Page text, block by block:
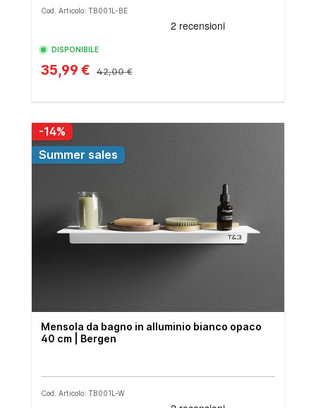
Cod. Articolo: TB001L-BE
DISPONIBILE
35,99 € 42,00 €
-14%
Summer sales
Mensola da bagno in alluminio bianco opaco
40 cm | Bergen
Cod. Articolo: TB001L-W